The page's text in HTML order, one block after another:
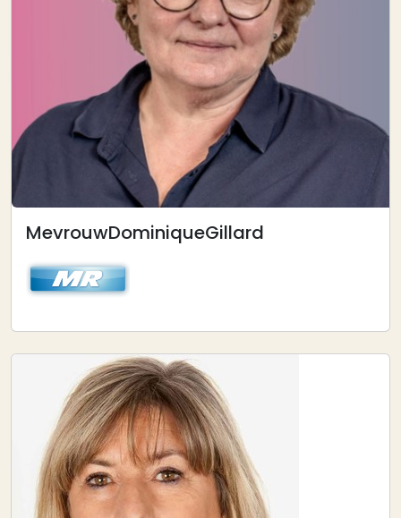
MevrouwDominiqueGillard
Afbeelding